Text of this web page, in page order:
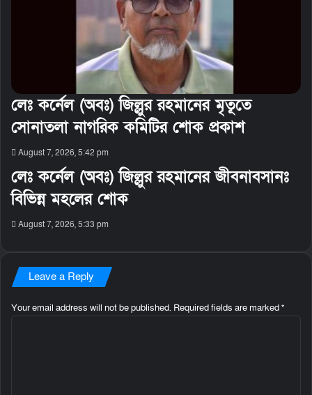
লেঃ কর্নেল (অবঃ) জিল্লুর রহমানের মৃতূতে
সোনাতলা নাগরিক কমিটির শোক প্রকাশ
August 7, 2026, 5:42 pm
লেঃ কর্নেল (অবঃ) জিল্লুর রহমানের জীবনাবসানঃ
বিভিন্ন মহলের শোক
August 7, 2026, 5:33 pm
Leave a Reply
Your email address will not be published. Required fields are marked*